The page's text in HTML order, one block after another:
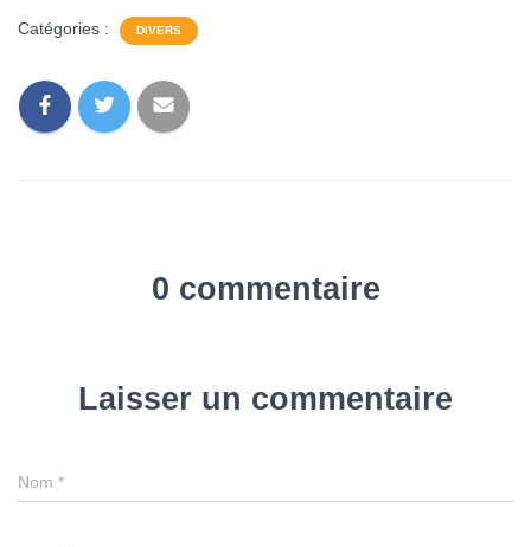
Catégories : DIVERS
0 commentaire
Laisser un commentaire
Nom *